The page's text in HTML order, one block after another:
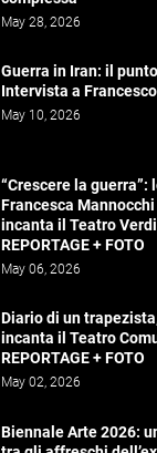
May 28, 2026
Guerra in Iran: il
Intervista a
May 10, 2026
“Crescere la guerra”:
Francesca
incanta il Teatro
REPORTAGE + FOTO
May 06, 2026
Diario di un
incanta il Teatro
REPORTAGE + FOTO
May 02, 2026
Biennale Arte 2026: